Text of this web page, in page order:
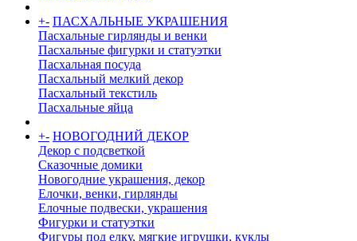
+- ПАСХАЛЬНЫЕ УКРАШЕНИЯ
Пасхальные гирлянды и венки
Пасхальные фигурки и статуэтки
Пасхальная посуда
Пасхальный мелкий декор
Пасхальный текстиль
Пасхальные яйца
+- НОВОГОДНИЙ ДЕКОР
Декор с подсветкой
Сказочные домики
Новогодние украшения, декор
Елочки, венки, гирлянды
Елочные подвески, украшения
Фигурки и статуэтки
Фигуры под елку, мягкие игрушки, куклы